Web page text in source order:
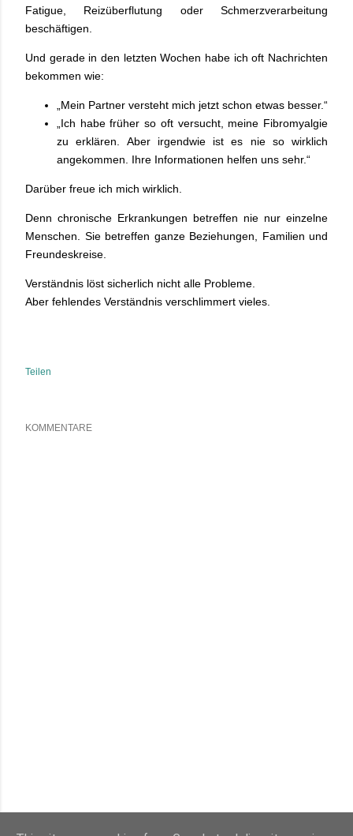
Fatigue, Reizüberflutung oder Schmerzverarbeitung
beschäftigen.
Und gerade in den letzten Wochen habe ich oft Nachrichten
bekommen wie:
„Mein Partner versteht mich jetzt schon etwas besser.“
„Ich habe früher so oft versucht, meine Fibromyalgie
zu erklären. Aber irgendwie ist es nie so wirklich
angekommen. Ihre Informationen helfen uns sehr.“
Darüber freue ich mich wirklich.
Denn chronische Erkrankungen betreffen nie nur einzelne
Menschen. Sie betreffen ganze Beziehungen, Familien und
Freundeskreise.
Verständnis löst sicherlich nicht alle Probleme.
Aber fehlendes Verständnis verschlimmert vieles.
Teilen
KOMMENTARE